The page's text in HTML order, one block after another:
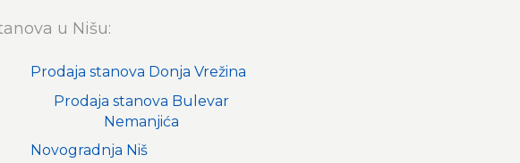
u Nišu:
Prodaja stanova Donja Vrežina
Prodaja stanova Bulevar
Nemanjića
Novogradnja Niš